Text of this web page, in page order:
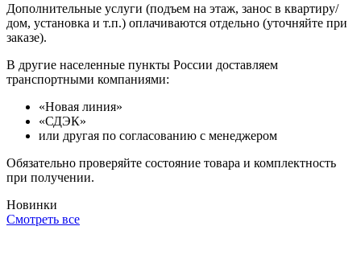
Дополнительные услуги (подъем на этаж, занос в квартиру/
дом, установка и т.п.) оплачиваются отдельно (уточняйте при
заказе).
В другие населенные пункты России доставляем
транспортными компаниями:
«Новая линия»
«СДЭК»
или другая по согласованию с менеджером
Обязательно проверяйте состояние товара и комплектность
при получении.
Новинки
Смотреть все